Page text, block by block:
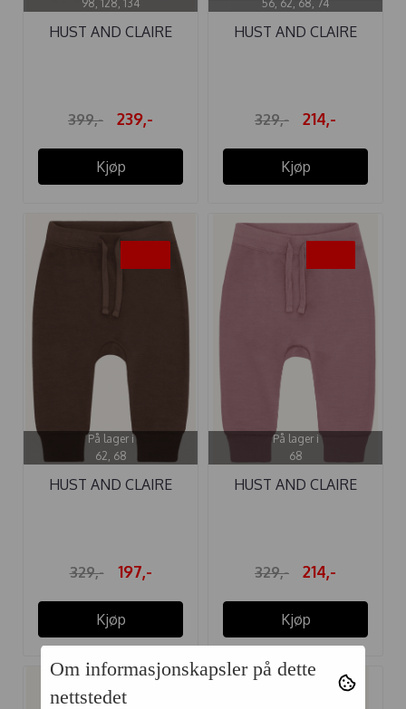
98, 128, 134
HUST AND CLAIRE
399,- 239,-
Kjøp
56, 62, 68, 74
HUST AND CLAIRE
329,- 214,-
Kjøp
På lager i
62, 68
HUST AND CLAIRE
329,- 197,-
Kjøp
På lager i
68
HUST AND CLAIRE
329,- 214,-
Kjøp
Om informasjonskapsler på dette
nettstedet